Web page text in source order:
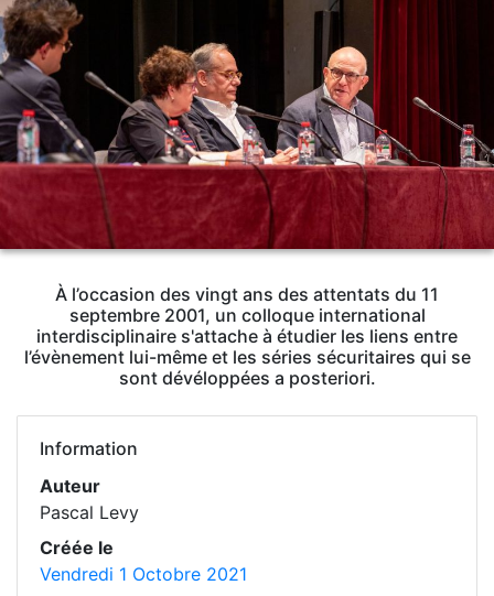
À l’occasion des vingt ans des attentats du 11
septembre 2001, un colloque international
interdisciplinaire s'attache à étudier les liens entre
l’évènement lui-même et les séries sécuritaires qui se
sont dévéloppées a posteriori.
Information
Auteur
Pascal Levy
Créée le
Vendredi 1 Octobre 2021